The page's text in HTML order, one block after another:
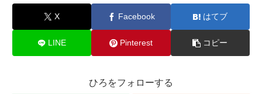
X Facebook はてブ
LINE Pinterest コピー
ひろをフォローする